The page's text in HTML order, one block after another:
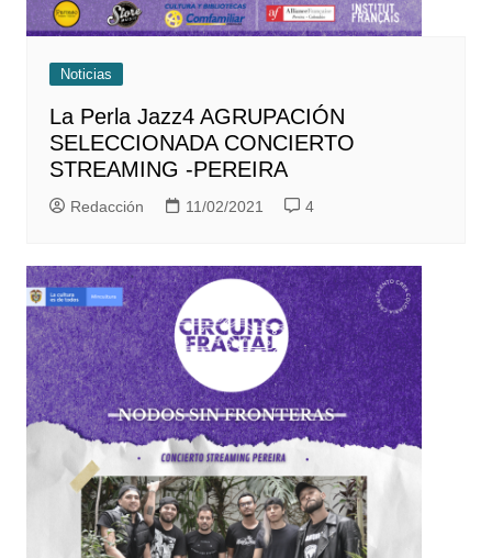
Noticias
La Perla Jazz4 AGRUPACIÓN
SELECCIONADA CONCIERTO
STREAMING -PEREIRA
Redacción 11/02/2021 4